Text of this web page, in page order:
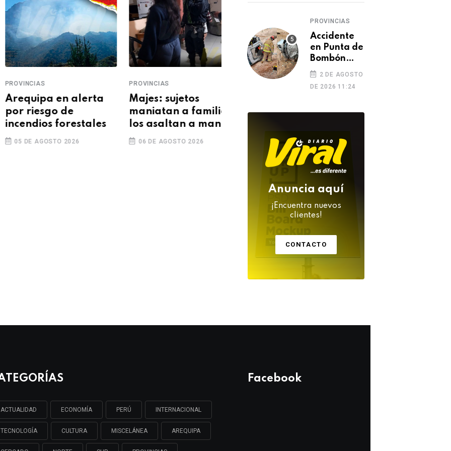
en alerta
riesgo de
forestales
DE AGOSTO 2026
PROVINCIAS
Majes: sujetos
maniatan a familia y
los asaltan a mano
armada
06 DE AGOSTO 2026
choca contra
grave a conductor
06 DE AGOSTO 2026
preventiva por
PROVINCIAS
Accidente
en Punta de
Bombón
deja un
muerto y
dos heridos
2 DE AGOSTO
DE 2026 11:24
Anuncia aquí
¡Encuentra nuevos
clientes!
CONTACTO
ACTUALIDAD ECONOMÍA PERÚ INTERNACIONAL
TECNOLOGÍA CULTURA MISCELÁNEA AREQUIPA
Facebook